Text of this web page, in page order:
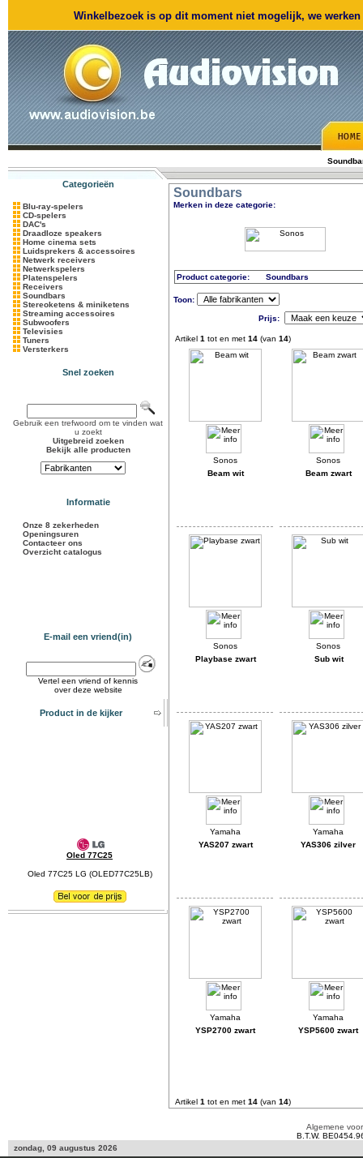
Winkelbezoek is op dit moment niet mogelijk, we
Categorieën
Blu-ray-spelers
CD-spelers
DAC's
Draadloze speakers
Home cinema sets
Luidsprekers & accessoires
Netwerk receivers
Netwerkspelers
Platenspelers
Receivers
Soundbars
Stereoketens & miniketens
Streaming accessoires
Subwoofers
Televisies
Tuners
Versterkers
Snel zoeken
Gebruik een trefwoord om te vinden wat
u zoekt
Uitgebreid zoeken
Bekijk alle producten
Informatie
Onze 8 zekerheden
Openingsuren
Contacteer ons
Overzicht catalogus
E-mail een vriend(in)
Vertel een vriend of kennis
over deze website
Product in de kijker
Oled 77C25
Oled 77C25 LG (OLED77C25LB)
Soundbars
Merken in deze categorie:
Product categorie: Soundbars
Toon:
Prijs:
Artikel 1 tot en met 14 (van 14)
Beam wit Beam zwart
Playbase zwart Sub wit
YAS207 zwart YAS306 zilver
YSP2700 zwart YSP5600 zwart
Artikel 1 tot en met 14 (van 14)
Algemene
B.T.W.
zondag, 09 augustus 2026